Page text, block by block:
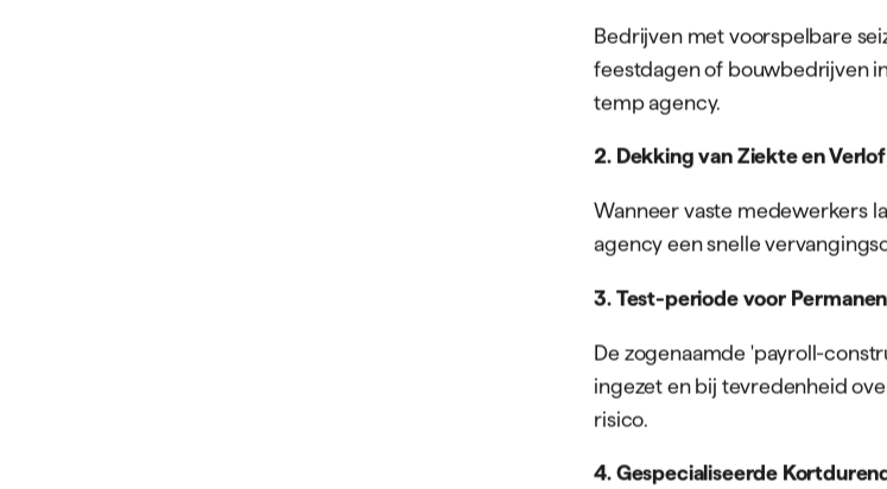
Bedrijven met voorspelbare
feestdagen of bouwbedrijven
temp agency.
2. Dekking van Ziekte en Verlof
Wanneer vaste medewerkers
agency een snelle
3. Test-periode voor
De zogenaamde 'payroll-
ingezet en bij tevredenheid
risico.
4. Gespecialiseerde